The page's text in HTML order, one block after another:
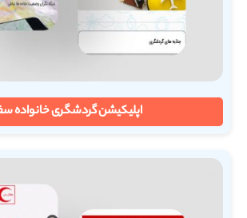
اپلیکیشن گردشگری خانواده